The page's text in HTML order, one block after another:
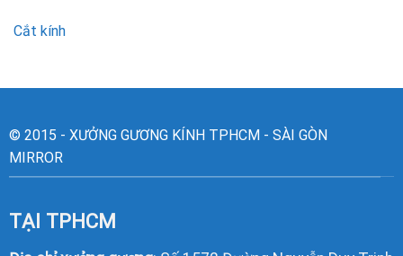
Cắt kính
© 2015 - XƯỞNG GƯƠNG KÍNH TPHCM - SÀI GÒN
MIRROR
TẠI TPHCM